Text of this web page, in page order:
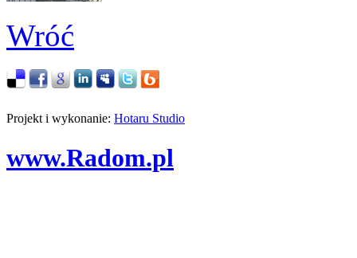
Wróć
Projekt i wykonanie: Hotaru Studio
www.Radom.pl